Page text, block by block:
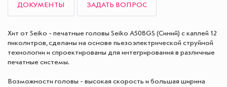
ДОКУМЕНТЫ ЗАДАТЬ ВОПРОС
Хит от Seiko - печатные головы Seiko A508GS (Синий) с каплей 12
пиколитров, сделаны на основе пьезоэлектрической струйной
технологии и спроектированы для интегрирования в различные
печатные системы.
Возможности головы - высокая скорость и большая ширина